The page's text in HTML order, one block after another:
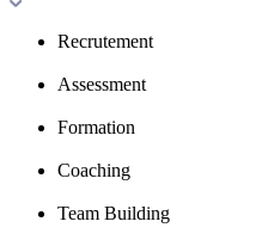
Recrutement
Assessment
Formation
Coaching
Team Building